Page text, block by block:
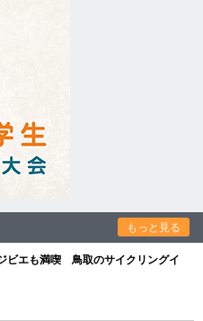
もっと見る
ビエも満喫 鳥取のサイクリングイ